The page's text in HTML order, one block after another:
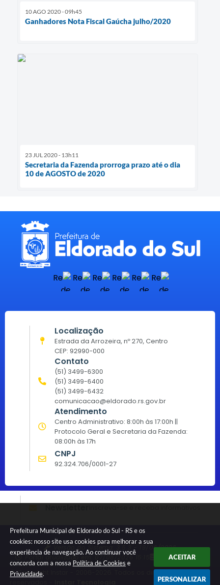
Prefeitura Municipal de Eldorado do Sul - RS e os
cookies: nosso site usa cookies para melhorar a sua
experiência de navegação. Ao continuar você
concorda com a nossa Política de Cookies e
Privacidade.
ACEITAR
PERSONALIZAR
10 AGO 2020 - 09h45
Ganhadores Nota Fiscal Gaúcha julho/2020
23 JUL 2020 - 13h11
Secretaria da Fazenda prorroga prazo até o dia
10 de AGOSTO de 2020
Localização
Estrada da Arrozeira, nº 270, Centro
CEP: 92990-000
Contato
(51) 3499-6300
(51) 3499-6400
(51) 3499-6432
comunicacao@eldorado.rs.gov.br
Atendimento
Centro Administrativo: 8:00h às 17:00h ||
Protocolo Geral e Secretaria da Fazenda:
08:00h às 17h
CNPJ
92.324.706/0001-27
Versão do Sistema:
3.5.3 - 19/06/2026
Portal atualizado em: 07/08/2026 15:15 Dados Abertos
© Copyright Instar - 2006-2026. Todos os direitos